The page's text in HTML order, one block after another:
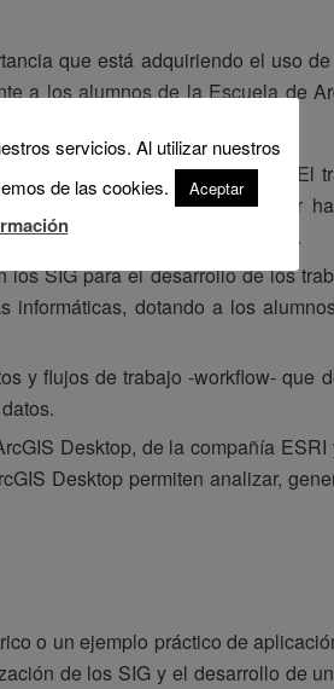
que está adquiriendo el uso
a los alumnos de la Escuela de
de un SIG y sus aplicaciones. El
alfanumérica para poder
a partir del trabajo de campo.
los SIG para el desarrollo de los
informáticas, dotando a los
y flujos de trabajo ‐workflow‐ que
Desktop, de la compañía
Desktop permiten analizar,
o un ejemplo práctico de
de los SIG y el desarrollo de
servicios. Al utilizar nuestros
de las cookies.
Aceptar